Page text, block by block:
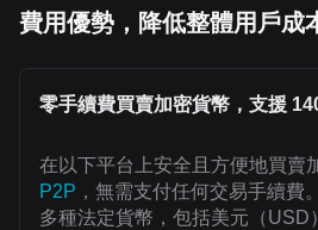
費用優勢，降低整體用戶成
零手續費買賣加密貨幣，支援
在以下平台上安全且方便地買賣
P2P ，無需支付任何交易手續費
多種法定貨幣，包括美元（USD